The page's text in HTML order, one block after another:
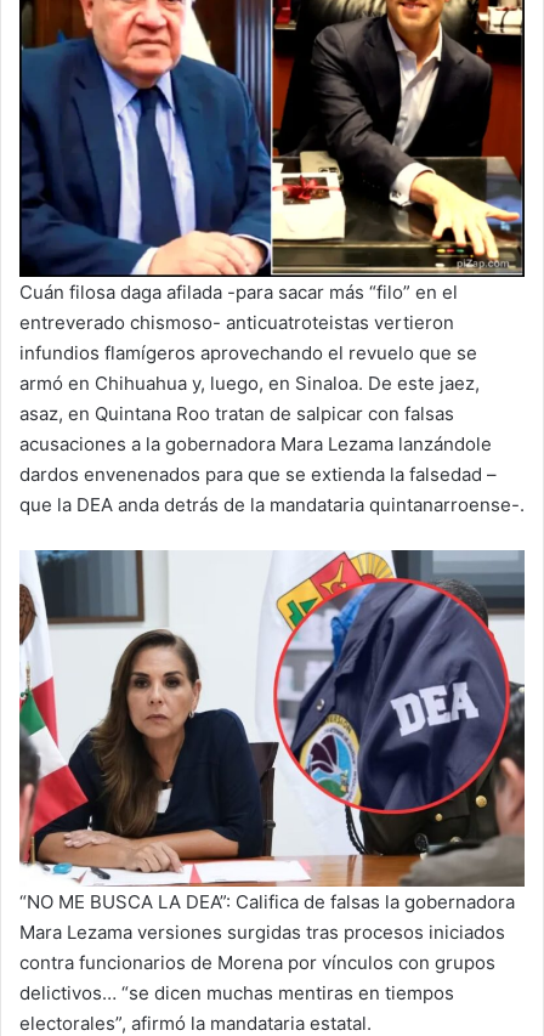
Cuán filosa daga afilada -para sacar más “filo” en el
entreverado chismoso- anticuatroteistas vertieron
infundios flamígeros aprovechando el revuelo que se
armó en Chihuahua y, luego, en Sinaloa. De este jaez,
asaz, en Quintana Roo tratan de salpicar con falsas
acusaciones a la gobernadora Mara Lezama lanzándole
dardos envenenados para que se extienda la falsedad –
que la DEA anda detrás de la mandataria quintanarroense-.
“NO ME BUSCA LA DEA”: Califica de falsas la gobernadora
Mara Lezama versiones surgidas tras procesos iniciados
contra funcionarios de Morena por vínculos con grupos
delictivos… “se dicen muchas mentiras en tiempos
electorales”, afirmó la mandataria estatal.